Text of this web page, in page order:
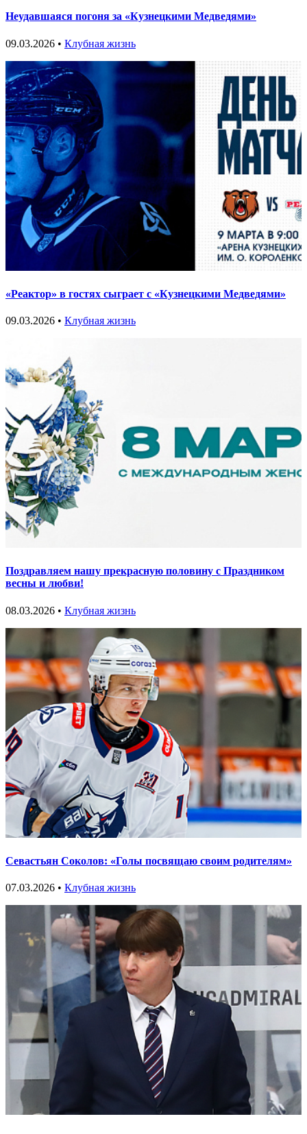
Неудавшаяся погоня за «Кузнецкими Медведями»
09.03.2026 • Клубная жизнь
«Реактор» в гостях сыграет с «Кузнецкими Медведями»
09.03.2026 • Клубная жизнь
Поздравляем нашу прекрасную половину с Праздником
весны и любви!
08.03.2026 • Клубная жизнь
Севастьян Соколов: «Голы посвящаю своим родителям»
07.03.2026 • Клубная жизнь